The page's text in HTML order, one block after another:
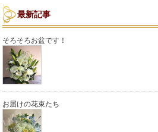
最新記事
そろそろお盆です！
お届けの花束たち